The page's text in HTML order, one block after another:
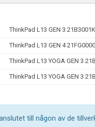
ThinkPad L13 GEN 3
ThinkPad L13 GEN 4
ThinkPad L13 YOGA GEN 3
ThinkPad L13 YOGA GEN 3
till någon av de